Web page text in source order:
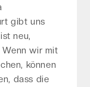
Partner,
perfekt
gibt uns
neu,
wir mit
können
dass die